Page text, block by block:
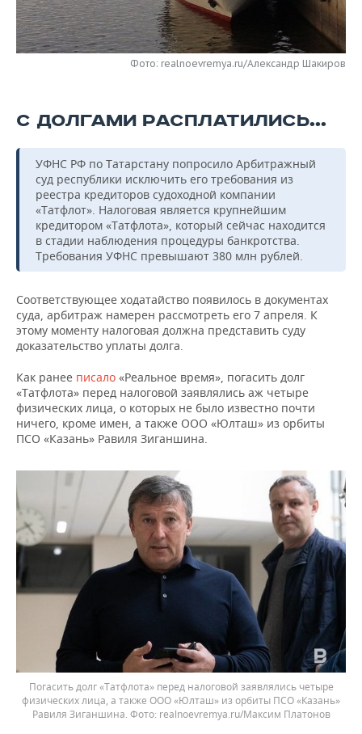
НЕФТЕХИМИЯ
НЕФТЬ
ЭНЕРГЕТИКА
РОЗНИЧНАЯ ТОРГОВЛЯ
НОВОСТИ ТЕХНОЛОГИЙ
МЕРОПРИЯТИЯ
НОВОСТИ МЕРОПРИЯТИЙ
ONLINE-КОНФЕРЕНЦИИ
ОТКРЫТАЯ ЛЕКЦИЯ
ХОККЕЙ
БАСКЕТБОЛ
ВОЛЕЙБОЛ
ФИГУРНОЕ КАТАНИЕ
ХОККЕЙ С МЯЧОМ
ВЛАСТЬ
ИНФРАСТРУКТУРА
ИСТОРИЯ
МЕДИЦИНА
ПРОИСШЕСТВИЯ
СЮЖЕТЫ
СПРАВОЧНИК
СПИСОК ПЕРСОН
ПОЛНАЯ ВЕРСИЯ
Фото: realnoevremya.ru/Александр Шакиров
С ДОЛГАМИ РАСПЛАТИЛИСЬ…
УФНС РФ по Татарстану попросило Арбитражный
суд республики исключить его требования из
реестра кредиторов судоходной компании
«Татфлот». Налоговая является крупнейшим
кредитором «Татфлота», который сейчас находится
в стадии наблюдения процедуры банкротства.
Требования УФНС превышают 380 млн рублей.
Соответствующее ходатайство появилось в документах
суда, арбитраж намерен рассмотреть его 7 апреля. К
этому моменту налоговая должна представить суду
доказательство уплаты долга.
Как ранее писало «Реальное время», погасить долг
«Татфлота» перед налоговой заявлялись аж четыре
физических лица, о которых не было известно почти
ничего, кроме имен, а также ООО «Юлташ» из орбиты
ПСО «Казань» Равиля Зиганшина.
Погасить долг «Татфлота» перед налоговой заявлялись четыре
физических лица, а также ООО «Юлташ» из орбиты ПСО «Казань»
Равиля Зиганшина.
realnoevremya.ru/Максим Платонов